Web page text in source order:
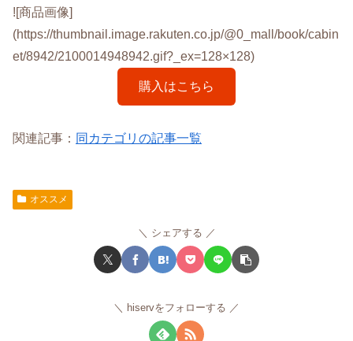
![商品画像]
(https://thumbnail.image.rakuten.co.jp/@0_mall/book/cabin
et/8942/2100014948942.gif?_ex=128×128)
購入はこちら
関連記事： 同カテゴリの記事一覧
オススメ
シェアする
hiservをフォローする